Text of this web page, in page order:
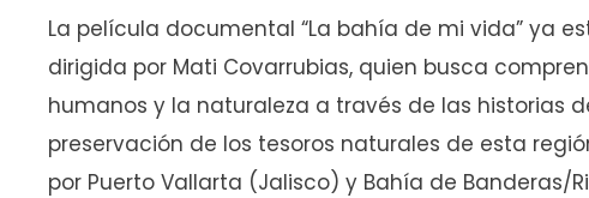
La película documental “La bahía de mi vida” ya
dirigida por Mati Covarrubias, quien busca
humanos y la naturaleza a través de las historias
preservación de los tesoros naturales de esta
por Puerto Vallarta (Jalisco) y Bahía de Banderas/